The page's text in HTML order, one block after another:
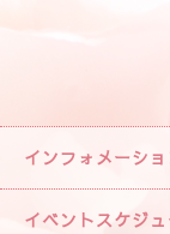
インフォメーショ
イベントスケジ